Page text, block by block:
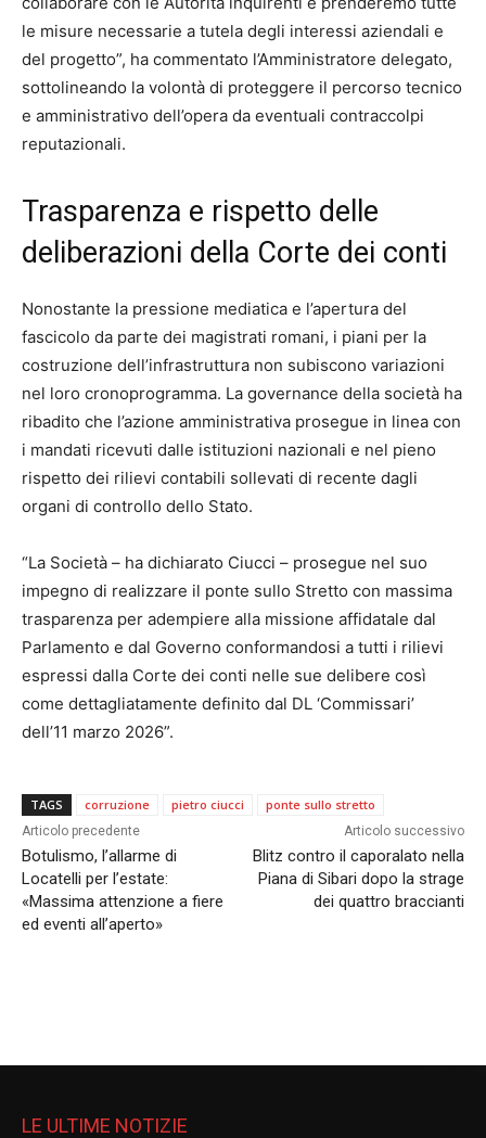
le misure necessarie a tutela degli interessi aziendali e
del progetto”, ha commentato l’Amministratore delegato,
sottolineando la volontà di proteggere il percorso tecnico
e amministrativo dell’opera da eventuali contraccolpi
reputazionali.
Trasparenza e rispetto delle
deliberazioni della Corte dei conti
Nonostante la pressione mediatica e l’apertura del
fascicolo da parte dei magistrati romani, i piani per la
costruzione dell’infrastruttura non subiscono variazioni
nel loro cronoprogramma. La governance della società ha
ribadito che l’azione amministrativa prosegue in linea con
i mandati ricevuti dalle istituzioni nazionali e nel pieno
rispetto dei rilievi contabili sollevati di recente dagli
organi di controllo dello Stato.
“La Società – ha dichiarato Ciucci – prosegue nel suo
impegno di realizzare il ponte sullo Stretto con massima
trasparenza per adempiere alla missione affidatale dal
Parlamento e dal Governo conformandosi a tutti i rilievi
espressi dalla Corte dei conti nelle sue delibere così
come dettagliatamente definito dal DL ‘Commissari’
dell’11 marzo 2026”.
TAGS corruzione pietro ciucci ponte sullo stretto
Articolo precedente
Botulismo, l’allarme di
Locatelli per l’estate:
«Massima attenzione a fiere
ed eventi all’aperto»
Articolo successivo
Blitz contro il caporalato nella
Piana di Sibari dopo la strage
dei quattro braccianti
LE ULTIME NOTIZIE